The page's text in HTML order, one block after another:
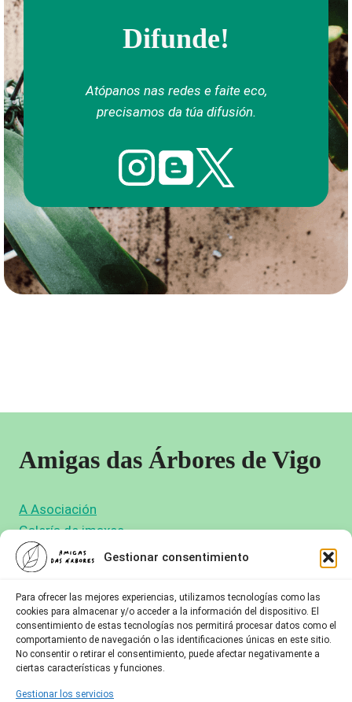
Gestionar consentimiento
Para ofrecer las mejores experiencias, utilizamos tecnologías como las
cookies para almacenar y/o acceder a la información del dispositivo. El
consentimiento de estas tecnologías nos permitirá procesar datos como el
comportamiento de navegación o las identificaciones únicas en este sitio.
No consentir o retirar el consentimiento, puede afectar negativamente a
ciertas características y funciones.
Gestionar los servicios
Difunde!
Atópanos nas redes e faite eco,
precisamos da túa difusión.
Amigas das Árbores de Vigo
A Asociación
Galería de imaxes
Novas
Faite Amiga
Actúa
Asóciate
Colabora